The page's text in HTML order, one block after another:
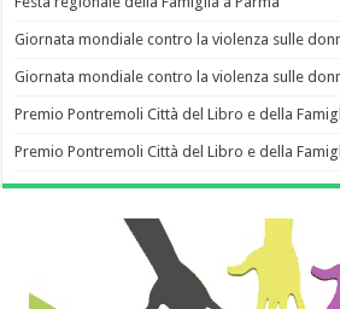
Giornata mondiale contro la violenza sulle
Giornata mondiale contro la violenza sulle
Premio Pontremoli Città del Libro e della
Premio Pontremoli Città del Libro e della